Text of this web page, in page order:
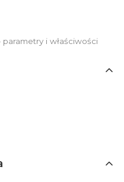
i właściwości